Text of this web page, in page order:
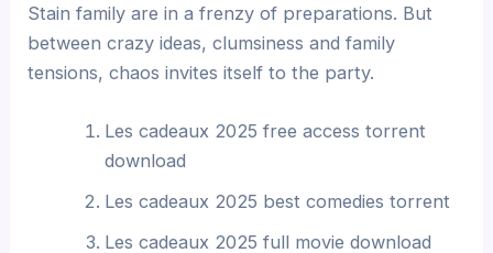
Stain family are in a frenzy of preparations. But
between crazy ideas, clumsiness and family
tensions, chaos invites itself to the party.
Les cadeaux 2025 free access torrent
download
Les cadeaux 2025 best comedies torrent
Les cadeaux 2025 full movie download